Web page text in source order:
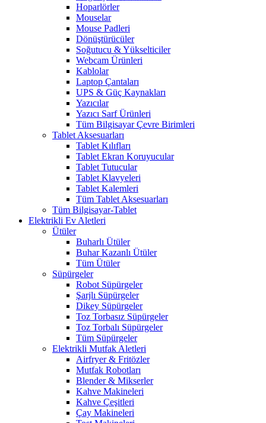
Hoparlörler
Mouselar
Mouse Padleri
Dönüştürücüler
Soğutucu & Yükselticiler
Webcam Ürünleri
Kablolar
Laptop Çantaları
UPS & Güç Kaynakları
Yazıcılar
Yazıcı Sarf Ürünleri
Tüm Bilgisayar Çevre Birimleri
Tablet Aksesuarları
Tablet Kılıfları
Tablet Ekran Koruyucular
Tablet Tutucular
Tablet Klavyeleri
Tablet Kalemleri
Tüm Tablet Aksesuarları
Tüm Bilgisayar-Tablet
Elektrikli Ev Aletleri
Ütüler
Buharlı Ütüler
Buhar Kazanlı Ütüler
Tüm Ütüler
Süpürgeler
Robot Süpürgeler
Şarjlı Süpürgeler
Dikey Süpürgeler
Toz Torbasız Süpürgeler
Toz Torbalı Süpürgeler
Tüm Süpürgeler
Elektrikli Mutfak Aletleri
Airfryer & Fritözler
Mutfak Robotları
Blender & Mikserler
Kahve Makineleri
Kahve Çeşitleri
Çay Makineleri